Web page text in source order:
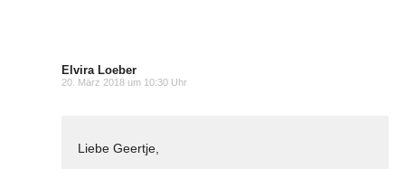
Elvira Loeber
20. März 2018 um 10:30 Uhr
Liebe Geertje,